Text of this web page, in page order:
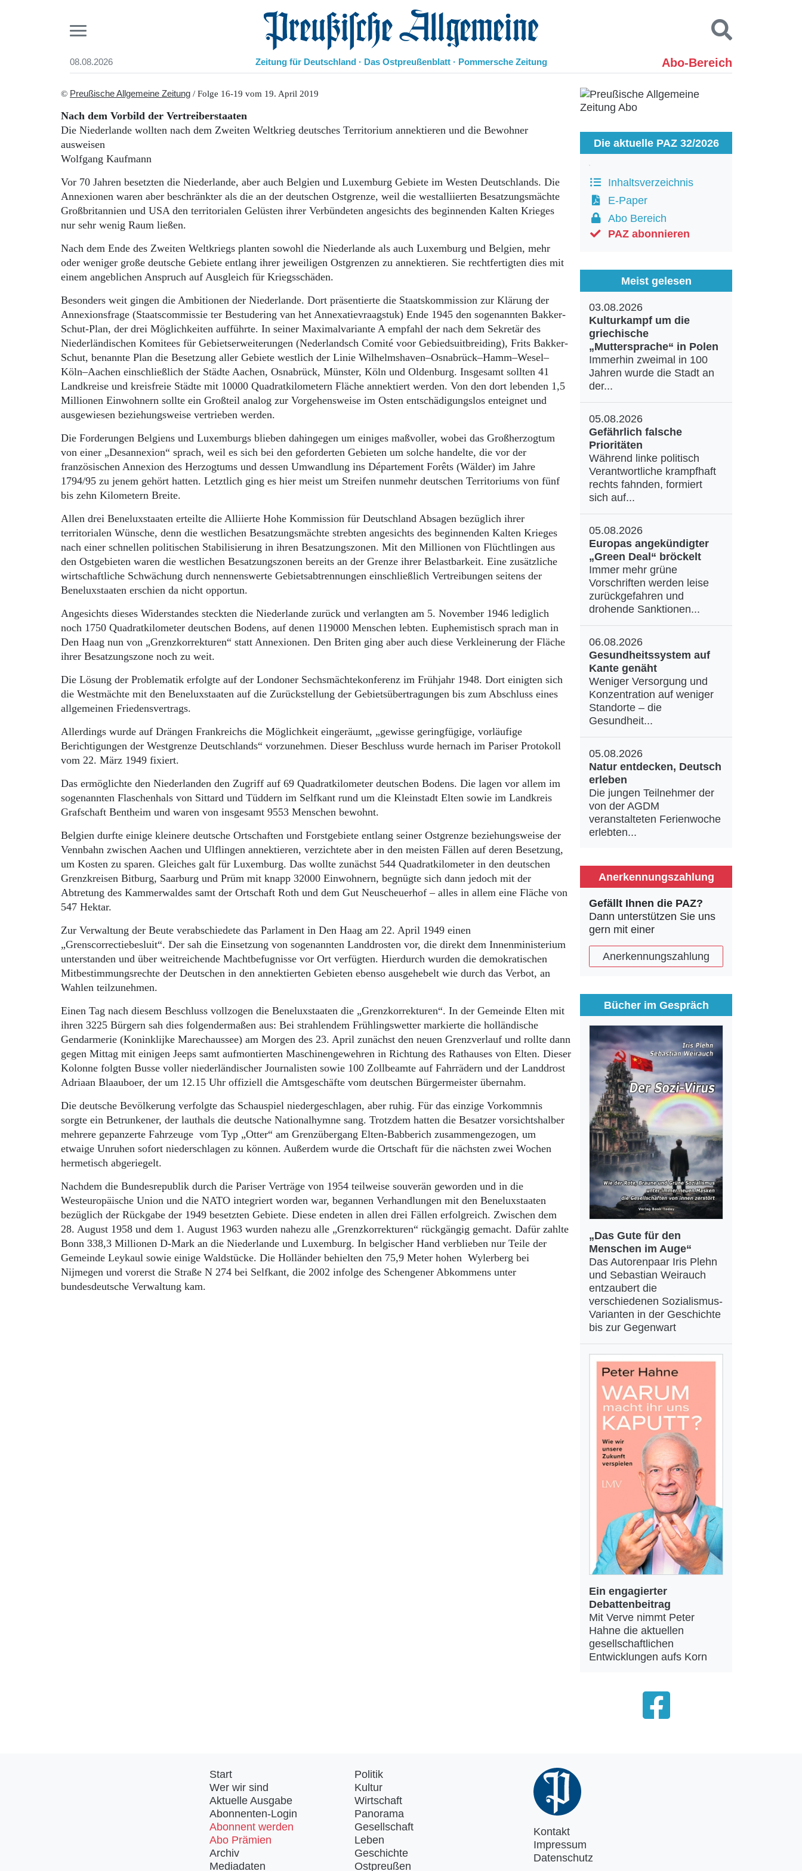
08.08.2026 Preußische Allgemeine Zeitung
Zeitung für Deutschland · Das Ostpreußenblatt · Pommersche Zeitung Abo-Bereich
Start
Aktuelle Ausgabe
Abonnenten-Login
Abonnent werden
Abo Prämien
Mediadaten
Panorama
Ostpreußen
Pommern
Berlin-Brandenburg
Bücher
Kontakt
Suchen und finden
© Preußische Allgemeine Zeitung / Folge 16-19 vom 19. April 2019
Nach dem Vorbild der Vertreiberstaaten
Die Niederlande wollten nach dem Zweiten Weltkrieg deutsches Territorium annektieren und die Bewohner
ausweisen
Wolfgang Kaufmann
Vor 70 Jahren besetzten die Niederlande, aber auch Belgien und Luxemburg Gebiete im We­sten Deutschlands. Die
Annexionen waren aber beschränkter als die an der deutschen Ostgrenze, weil die westalliierten Besatzungsmächte
Großbritannien und USA den territorialen Gelüsten ihrer Verbündeten angesichts des beginnenden Kalten Krieges
nur sehr wenig Raum ließen.
Nach dem Ende des Zweiten Weltkriegs planten sowohl die Niederlande als auch Luxemburg und Belgien, mehr
oder weniger große deutsche Gebiete entlang ihrer jeweiligen Ostgrenzen zu annektieren. Sie rechtfertigten dies mit
einem angeblichen Anspruch auf Ausgleich für Kriegsschäden.
Besonders weit gingen die Ambitionen der Niederlande. Dort präsentierte die Staatskommission zur Klärung der
Annexionsfrage (Staatscommissie ter Bestudering van het Annexatievraagstuk) Ende 1945 den sogenannten Bakker-
Schut-Plan, der drei Möglichkeiten aufführte. In seiner Maximalvariante A empfahl der nach dem Sekretär des
Niederländischen Komitees für Gebietserweiterungen (Nederlandsch Comité voor Gebiedsuitbreiding), Frits Bakker-
Schut, benannte Plan die Besetzung aller Gebiete westlich der Linie Wilhelmshaven–Osnabrück–Hamm–Wesel–
Köln–Aachen einschließlich der Städte Aachen, Osnabrück, Münster, Köln und Oldenburg. Insgesamt sollten 41
Landkreise und kreisfreie Städte mit 10000 Quadratkilometern Fläche annektiert werden. Von den dort lebenden 1,5
Millionen Einwohnern sollte ein Großteil analog zur Vorgehensweise im Osten entschädigungslos enteignet und
ausgewiesen beziehungsweise vertrieben werden.
Die Forderungen Belgiens und Luxemburgs blieben dahingegen um einiges maßvoller, wobei das Großherzogtum
von einer „Desannexion“ sprach, weil es sich bei den geforderten Gebieten um solche handelte, die vor der
französischen Annexion des Herzogtums und dessen Umwandlung ins Département Forêts (Wälder) im Jahre
1794/95 zu jenem gehört hatten. Letztlich ging es hier meist um Streifen nunmehr deutschen Territoriums von fünf
bis zehn Kilometern Breite.
Allen drei Beneluxstaaten erteilte die Alliierte Hohe Kommission für Deutschland Absagen bezüglich ihrer
territorialen Wünsche, denn die westlichen Besatzungsmächte strebten angesichts des beginnenden Kalten Krieges
nach einer schnellen politischen Stabilisierung in ihren Besatzungszonen. Mit den Millionen von Flüchtlingen aus
den Ostgebieten waren die westlichen Besatzungszonen bereits an der Grenze ihrer Belastbarkeit. Eine zusätzliche
wirtschaftliche Schwächung durch nennenswerte Gebietsabtrennungen einschließlich Vertreibungen seitens der
Beneluxstaaten erschien da nicht opportun.
Angesichts dieses Widerstandes steckten die Niederlande zurück und verlangten am 5. November 1946 lediglich
noch 1750 Quadratkilometer deutschen Bodens, auf denen 119000 Menschen lebten. Euphemistisch sprach man in
Den Haag nun von „Grenzkorrekturen“ statt Annexionen. Den Briten ging aber auch diese Verkleinerung der Fläche
ihrer Besatzungszone noch zu weit.
Die Lösung der Problematik erfolgte auf der Londoner Sechsmächtekonferenz im Frühjahr 1948. Dort einigten sich
die Westmächte mit den Beneluxstaaten auf die Zurückstellung der Gebietsübertragungen bis zum Abschluss eines
allgemeinen Friedensvertrags.
Allerdings wurde auf Drängen Frankreichs die Möglichkeit eingeräumt, „gewisse geringfügige, vorläufige
Berichtigungen der Westgrenze Deutschlands“ vorzunehmen. Dieser Beschluss wurde hernach im Pariser Protokoll
vom 22. März 1949 fixiert.
Das ermöglichte den Niederlanden den Zugriff auf 69 Quadratkilometer deutschen Bodens. Die lagen vor allem im
sogenannten Flaschenhals von Sittard und Tüddern im Selfkant rund um die Kleinstadt Elten sowie im Landkreis
Grafschaft Bentheim und waren von insgesamt 9553 Menschen bewohnt.
Belgien durfte einige kleinere deutsche Ortschaften und Forstgebiete entlang seiner Ostgrenze beziehungsweise der
Vennbahn zwischen Aachen und Ulflingen annektieren, verzichtete aber in den meisten Fällen auf deren Besetzung,
um Kosten zu sparen. Gleiches galt für Luxemburg. Das wollte zunächst 544 Quadratkilometer in den deutschen
Grenzkreisen Bitburg, Saarburg und Prüm mit knapp 32000 Einwohnern, begnügte sich dann jedoch mit der
Abtretung des Kammerwaldes samt der Ortschaft Roth und dem Gut Neuscheuerhof – alles in allem eine Fläche von
547 Hektar.
Zur Verwaltung der Beute verabschiedete das Parlament in Den Haag am 22. April 1949 einen
„Grenscorrectiebesluit“. Der sah die Einsetzung von sogenannten Landdrosten vor, die direkt dem Innenministerium
unterstanden und über weitreichende Machtbefugnisse vor Ort verfügten. Hierdurch wurden die demokratischen
Mitbestimmungsrechte der Deutschen in den annektierten Gebieten ebenso ausgehebelt wie durch das Verbot, an
Wahlen teilzunehmen.
Einen Tag nach diesem Beschluss vollzogen die Beneluxstaaten die „Grenzkorrekturen“. In der Gemeinde Elten mit
ihren 3225 Bürgern sah dies folgendermaßen aus: Bei strahlendem Frühlingswetter markierte die holländische
Gendarmerie (Koninklijke Marechaussee) am Morgen des 23. April zunächst den neuen Grenzverlauf und rollte dann
gegen Mittag mit einigen Jeeps samt aufmontierten Maschinengewehren in Richtung des Rathauses von Elten. Dieser
Kolonne folgten Busse voller niederländischer Journalisten sowie 100 Zollbeamte auf Fahrrädern und der Landdrost
Adriaan Blaau­boer, der um 12.15 Uhr offiziell die Amtsgeschäfte vom deutschen Bürgermeister übernahm.
Die deutsche Bevölkerung verfolgte das Schauspiel niedergeschlagen, aber ruhig. Für das einzige Vorkommnis
sorgte ein Betrunkener, der lauthals die deutsche Nationalhymne sang. Trotzdem hatten die Besatzer vorsichtshalber
mehrere gepanzerte Fahrzeuge vom Typ „Otter“ am Grenzübergang Elten-Babberich zusammengezogen, um
etwaige Unruhen sofort niederschlagen zu können. Außerdem wurde die Ortschaft für die nächsten zwei Wochen
hermetisch abgeriegelt.
Nachdem die Bundesrepublik durch die Pariser Verträge von 1954 teilweise souverän geworden und in die
Westeuropäische Union und die NATO integriert worden war, begannen Verhandlungen mit den Beneluxstaaten
bezüglich der Rückgabe der 1949 besetzten Gebiete. Diese endeten in allen drei Fällen erfolgreich. Zwischen dem
28. August 1958 und dem 1. August 1963 wurden nahezu alle „Grenzkorrekturen“ rückgängig gemacht. Dafür zahlte
Bonn 338,3 Millionen D-Mark an die Niederlande und Luxemburg. In belgischer Hand verblieben nur Teile der
Gemeinde Leykaul sowie einige Waldstücke. Die Holländer behielten den 75,9 Meter hohen Wylerberg bei
Nijmegen und vorerst die Straße N 274 bei Selfkant, die 2002 infolge des Schengener Abkommens unter
bundesdeutsche Verwaltung kam.
Die aktuelle PAZ 32/2026
Inhaltsverzeichnis
E-Paper
Abo Bereich
PAZ abonnieren
Meist gelesen
03.08.2026
Kulturkampf um die
griechische
„Muttersprache“ in Polen
Immerhin zweimal in 100
Jahren wurde die Stadt an
der...
05.08.2026
Gefährlich falsche
Prioritäten
Während linke politisch
Verantwortliche krampfhaft
rechts fahnden, formiert
sich auf...
05.08.2026
Europas angekündigter
„Green Deal“ bröckelt
Immer mehr grüne
Vorschriften werden leise
zurückgefahren und
drohende Sanktionen...
06.08.2026
Gesundheitssystem auf
Kante genäht
Weniger Versorgung und
Konzentration auf weniger
Standorte – die
Gesundheit...
05.08.2026
Natur entdecken, Deutsch
erleben
Die jungen Teilnehmer der
von der AGDM
veranstalteten Ferienwoche
erlebten...
Anerkennungszahlung
Gefällt Ihnen die PAZ?
Dann unterstützen Sie uns
gern mit einer
Anerkennungszahlung
Bücher im Gespräch
„Das Gute für den
Menschen im Auge“
Das Autorenpaar Iris Plehn
und Sebastian Weirauch
entzaubert die
verschiedenen Sozialismus-
Varianten in der Geschichte
bis zur Gegenwart
Ein engagierter
Debattenbeitrag
Mit Verve nimmt Peter
Hahne die aktuellen
gesellschaftlichen
Entwicklungen aufs Korn
Start
Wer wir sind
Aktuelle Ausgabe
Abonnenten-Login
Abonnent werden
Abo Prämien
Archiv
Mediadaten
Politik
Kultur
Wirtschaft
Panorama
Gesellschaft
Leben
Geschichte
Ostpreußen
Kontakt
Impressum
Datenschutz